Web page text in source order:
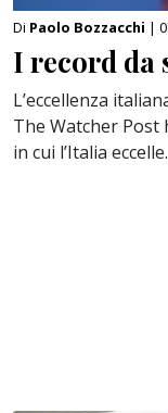
Di Paolo Bozzacchi |
I record da
L’eccellenza
The Watcher Post
in cui l’Italia eccelle.